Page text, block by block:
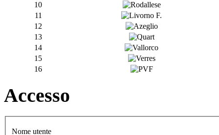
10
11
12
13
14
15
16
Accesso
Nome utente